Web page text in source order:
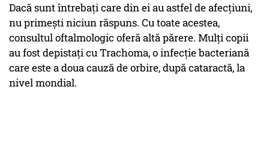
Dacă sunt întrebați care din ei au astfel de afecțiuni,
nu primești niciun răspuns. Cu toate acestea,
consultul oftalmologic oferă altă părere. Mulți copii
au fost depistați cu Trachoma, o infecție bacteriană
care este a doua cauză de orbire, după cataractă, la
nivel mondial.